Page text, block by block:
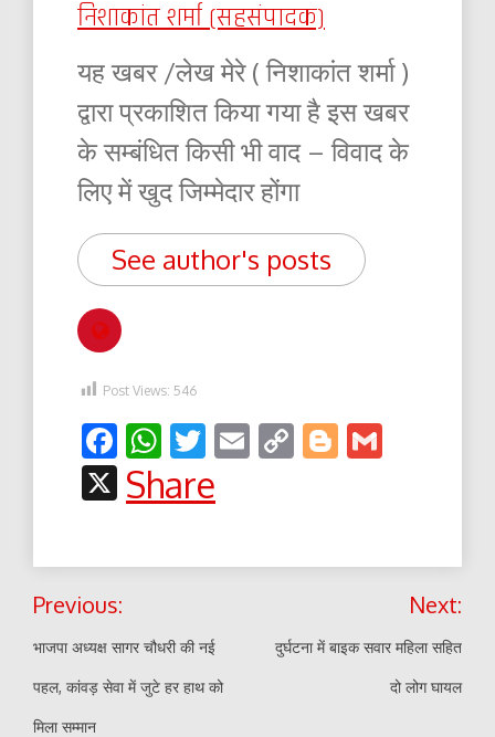
निशाकांत शर्मा (सहसंपादक)
यह खबर /लेख मेरे ( निशाकांत शर्मा )
द्वारा प्रकाशित किया गया है इस खबर
के सम्बंधित किसी भी वाद – विवाद के
लिए में खुद जिम्मेदार होंगा
See author's posts
Post Views: 546
Facebook
WhatsApp
Twitter
EmailCopyBlogger
X
Share
Post
navigation
Previous:
भाजपा अध्यक्ष सागर चौधरी की नई
पहल, कांवड़ सेवा में जुटे हर हाथ को
मिला सम्मान
Next:
दुर्घटना में बाइक सवार महिला सहित
दो लोग घायल